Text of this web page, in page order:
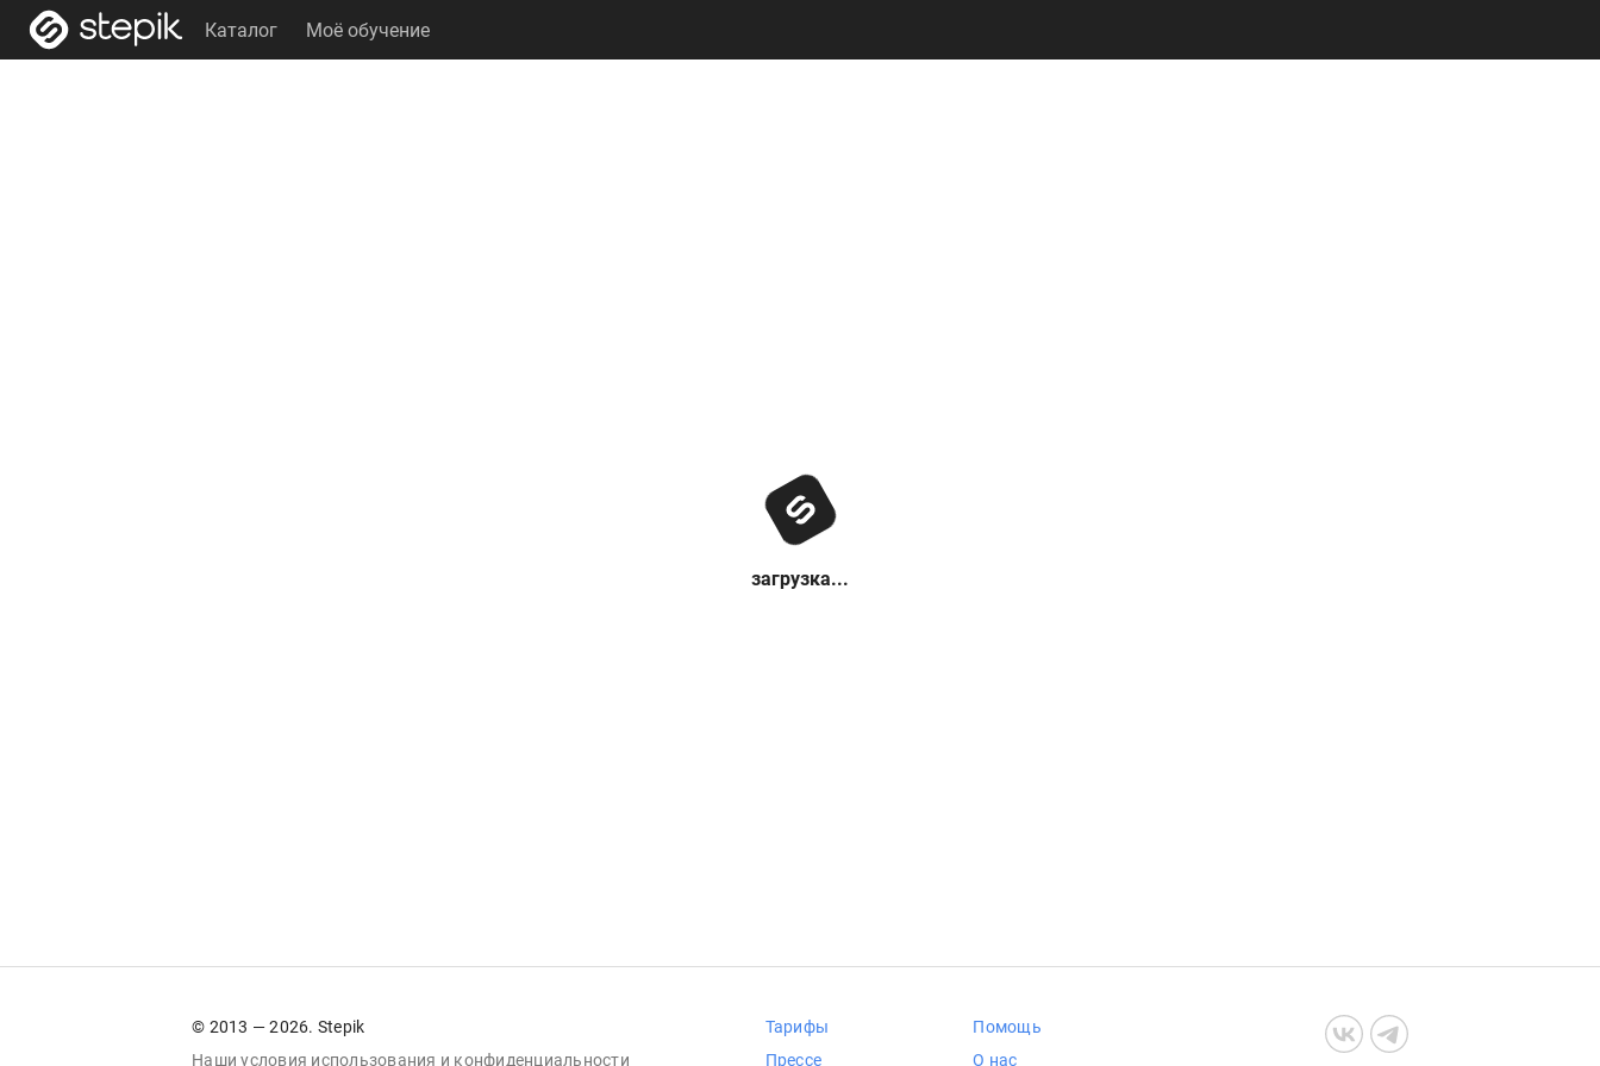
Каталог Моё обучение
загрузка...
© 2013 — 2026. Stepik
Наши условия использования и конфиденциальности
Тарифы
Прессе
Помощь
О нас